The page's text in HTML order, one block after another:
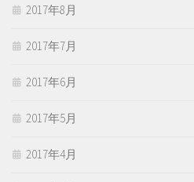
2017年8月
2017年7月
2017年6月
2017年5月
2017年4月